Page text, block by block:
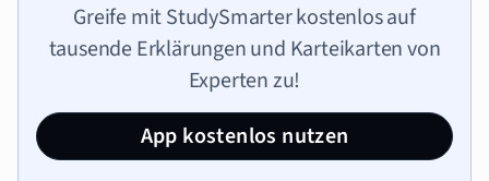
Greife mit StudySmarter kostenlos auf
tausende Erklärungen und Karteikarten von
Experten zu!
App kostenlos nutzen